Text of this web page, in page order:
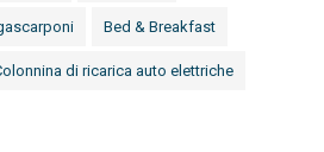
Bed & Breakfast
di ricarica auto elettriche